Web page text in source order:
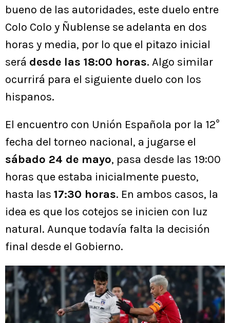
bueno de las autoridades, este duelo entre
Colo Colo y Ñublense se adelanta en dos
horas y media, por lo que el pitazo inicial
será desde las 18:00 horas. Algo similar
ocurrirá para el siguiente duelo con los
hispanos.
El encuentro con Unión Española por la 12°
fecha del torneo nacional, a jugarse el
sábado 24 de mayo, pasa desde las 19:00
horas que estaba inicialmente puesto,
hasta las 17:30 horas. En ambos casos, la
idea es que los cotejos se inicien con luz
natural. Aunque todavía falta la decisión
final desde el Gobierno.